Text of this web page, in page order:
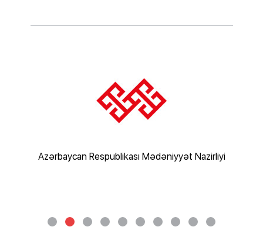
Azərbaycan Respublikası Mədəniyyət Nazirliyi